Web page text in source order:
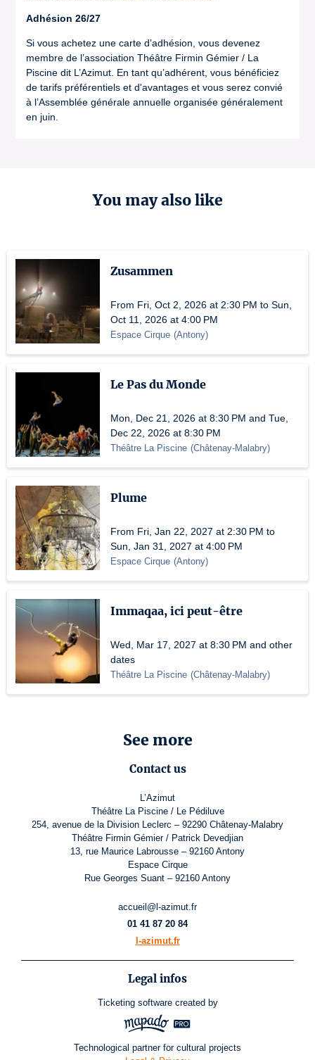
You may also like
Zusammen
From Fri, Oct 2, 2026 at 2:30 PM to Sun,
Oct 11, 2026 at 4:00 PM
Espace Cirque (Antony)
Le Pas du Monde
Mon, Dec 21, 2026 at 8:30 PM and Tue,
Dec 22, 2026 at 8:30 PM
Théâtre La Piscine (Châtenay-Malabry)
Plume
From Fri, Jan 22, 2027 at 2:30 PM to
Sun, Jan 31, 2027 at 4:00 PM
Espace Cirque (Antony)
Immaqaa, ici peut-être
Wed, Mar 17, 2027 at 8:30 PM and other
dates
Théâtre La Piscine (Châtenay-Malabry)
Adhésion 26/27
Si vous achetez une carte d’adhésion, vous devenez
membre de l’association Théâtre Firmin Gémier / La
Piscine dit L’Azimut. En tant qu’adhérent, vous bénéficiez
de tarifs préférentiels et d'avantages et vous serez convié
à l’Assemblée générale annuelle organisée généralement
en juin.
See more
Contact us
L’Azimut
Théâtre La Piscine / Le Pédiluve
254, avenue de la Division Leclerc – 92290 Châtenay-Malabry
Théâtre Firmin Gémier / Patrick Devedjian
13, rue Maurice Labrousse – 92160 Antony
Espace Cirque
Rue Georges Suant – 92160 Antony
accueil@l-azimut.fr
01 41 87 20 84
l-azimut.fr
Legal infos
Ticketing software created by
Technological partner for cultural projects